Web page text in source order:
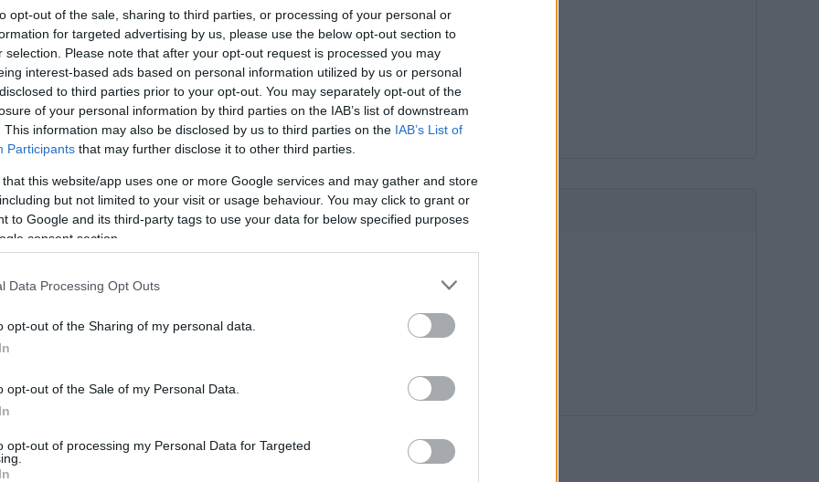
opt-out of the sale, sharing to third parties, or processing of your personal or
for targeted advertising by us, please use the below opt-out section to
selection. Please note that after your opt-out request is processed you may
interest-based ads based on personal information utilized by us or personal
to third parties prior to your opt-out. You may separately opt-out of the
of your personal information by third parties on the IAB’s list of downstream
This information may also be disclosed by us to third parties on the IAB’s List of
Participants that may further disclose it to other third parties.
that this website/app uses one or more Google services and may gather and store
but not limited to your visit or usage behaviour. You may click to grant or
to Google and its third-party tags to use your data for below specified purposes
consent section.
Data Processing Opt Outs
opt-out of the Sharing of my personal data.
opt-out of the Sale of my Personal Data.
opt-out of processing my Personal Data for Targeted
Player
is
loading.
hibák
Mercedeshez, bár a német istálló
számára mégis a McLaren tűnt a